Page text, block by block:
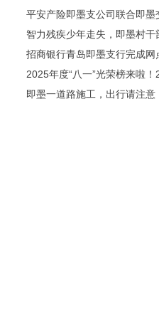
招商银行青岛即墨支行完成网
2025年度“八一”光荣榜来啦
即墨一道路施工，出行请注意